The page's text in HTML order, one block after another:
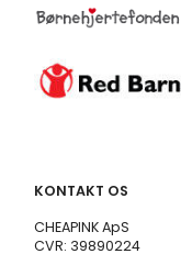
KONTAKT OS
CHEAPINK ApS
CVR: 39890224